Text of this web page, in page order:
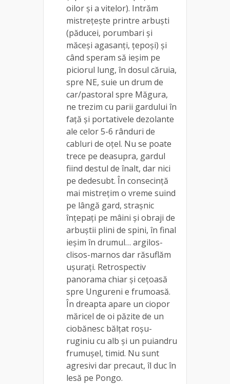
oilor și a vitelor). Intrăm
mistrețește printre arbuști
(păducei, porumbari și
măceși agasanți, țepoși) și
când speram să ieșim pe
piciorul lung, în dosul căruia,
spre NE, suie un drum de
car/pastoral spre Măgura,
ne trezim cu parii gardului în
față și portativele dezolante
ale celor 5-6 rânduri de
cabluri de oțel. Nu se poate
trece pe deasupra, gardul
fiind destul de înalt, dar nici
pe dedesubt. În consecință
mai mistrețim o vreme suind
pe lângă gard, strașnic
înțepați pe mâini și obraji de
arbuștii plini de spini, în final
ieșim în drumul… argilos-
clisos-marnos dar răsuflăm
ușurați. Retrospectiv
panorama chiar și cețoasă
spre Ungureni e frumoasă.
În dreapta apare un ciopor
măricel de oi păzite de un
ciobănesc bălțat roșu-
ruginiu cu alb și un puiandru
frumușel, timid. Nu sunt
agresivi dar precaut, îl duc în
lesă pe Pongo.